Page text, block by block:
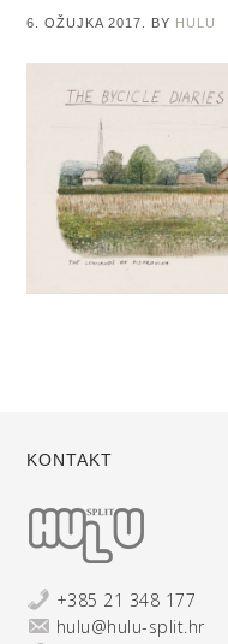
6. OŽUJKA 2017. BY HULU
KONTAKT
+385 21 348 177
hulu@hulu-split.hr